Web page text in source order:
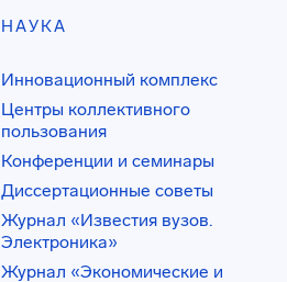
НАУКА
Инновационный комплекс
Центры коллективного
пользования
Конференции и семинары
Диссертационные советы
Журнал «Известия вузов.
Электроника»
Журнал «Экономические и